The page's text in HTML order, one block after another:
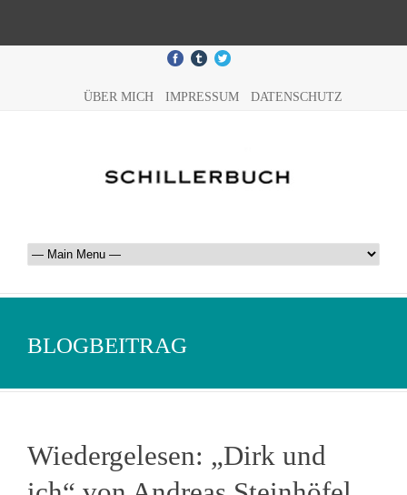
ÜBER MICH IMPRESSUM DATENSCHUTZ
BLOGBEITRAG
Wiedergelesen: „Dirk und